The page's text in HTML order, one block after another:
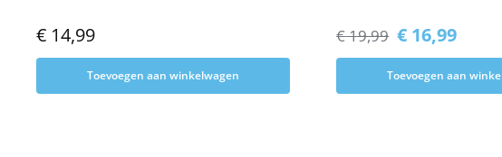
€14,99
Toevoegen aan winkelwagen
€19,99 €16,99
Toevoegen aan